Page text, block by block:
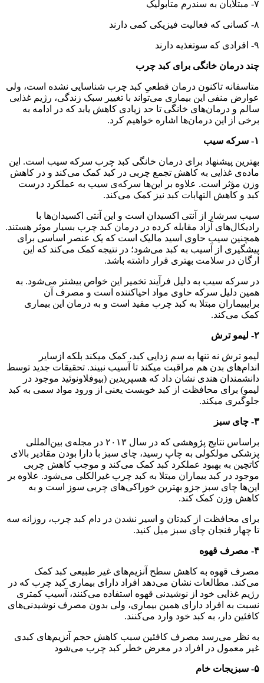
۷- مبتلایان به سندرم متابولیک
۸- کسانی که فعالیت فیزیکی کمی دارند
۹- افرادی که سوتغذیه دارند
چند درمان خانگی برای کبد چرب
متاسفانه تاکنون درمان قطعی‌ِ کبد چرب شناسایی نشده است، ولی
عوارض منفی این بیماری می‌تواند با تغییر سبک زندگی، رژیم غذایی
سالم و درمان‌های خانگی تا حد زیادی کاهش یابد که در ادامه به
برخی از این درمان‌ها اشاره خواهیم کرد.
۱- سرکه سیب
بهترین پیشنهاد برای درمان خانگی کبد چرب سرکه سیب است. این
ماده‌ی غذایی به کاهش تجمع چربی در کبد کمک می‌کند و در کاهش
وزن مؤثر است. علاوه بر این‌ها سرکه‌ی سیب به عملکرد درست
کبد و کاهش التهابات کبد نیز کمک می‌کند.
سیب سرشار از آنتی اکسیدان است و این آنتی اکسیدان‌ها با
رادیکال‌های آزاد مقابله کرده در درمان کبد چرب بسیار موثر هستند.
همچنین سیب حاوی اسید مالیک است که یک عنصر اساسی برای
پیشگیری از آسیب به کبد می‌شود؛ در نتیجه کمک می‌کند که این
ارگان در سلامت بهتری قرار داشته باشد.
در سرکه سیب به دلیل فرآیند تخمیر این خواص بیشتر می‌شود. به
همین دلیل سرکه حاوی مواد احیاکننده است و مصرف آن
برایبیماران مبتلا به کبد چرب مفید است و به درمان این بیماری
کمک می‌کند.
۲- لیمو ترش
لیمو ترش نه تنها به سم زدایی کبد، کمک میکند بلکه ازسایر
اندام‌های بدن هم مراقبت میکند تا آسیب نبیند. تحقیقات جدید توسط
دانشمندان هندی نشان داد که هسپریدین (بیوفلاونوئید موجود در
لیمو) برای محافظت از کبد خوبست یعنی از ورود مواد سمی به کبد
جلوگیری میکند.
۳- چای سبز
براساس نتایج پژوهشی که در سال ۲۰۱۳ در مجله‌ی بین‌المللی
پزشکی مولکولی به چاپ رسید، چای سبز با دارا بودن مقادیر بالای
کاتچین به بهبود عملکرد کبد کمک می‌کند و موجب کاهش چربی
موجود در کبد بیماران مبتلا به کبد چرب غیرالکلی می‌شود. علاوه بر
این‌ها چای سبز جزو بهترین خوراکی‌های چربی سوز است و به
کاهش وزن کمک کند.
برای محافظت از کبدتان و اسیر نشدن در دام کبد چرب، روزانه سه
تا چهار فنجان چای سبز میل کنید.
۴- مصرف قهوه
مصرف قهوه به کاهش سطح آنزیم‌های غیر طبیعی کبد کمک
می‌کند. مطالعات نشان می‌دهد افراد دارای بیماری کبد چرب که در
رژیم غذایی خود از نوشیدنی قهوه استفاده می‌کنند، آسیب کمتری
نسبت به افراد دارای همین بیماری، ولی بدون مصرف نوشیدنی‌های
کافئین دار، به کبد خود وارد می‌کنند.
به نظر می‌رسد مصرف کافئین سبب کاهش حجم آنزیم‌های کبدی
غیر معمول در افراد در معرض خطر کبد چرب می‌شود
۵- سبزیجات خام